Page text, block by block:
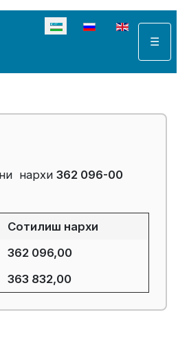
Select your language
☰
нархи 362 096-00
Сотилиш нархи
362 096,00
363 832,00